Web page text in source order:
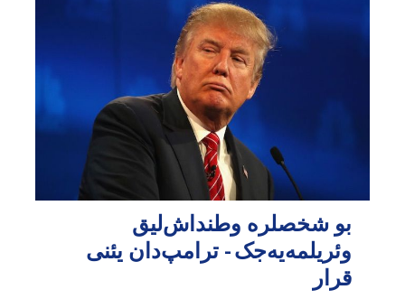
بو شخصلره وطنداش‌لیق
وئریلمه‌یه‌جک - ترامپ‌دان یئنی
قرار